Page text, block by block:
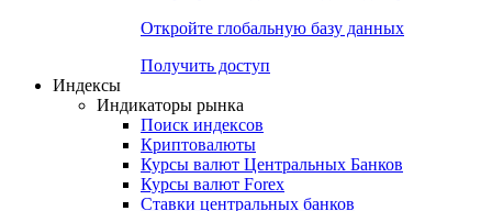
Календарь инвестора
Попробуйте7-дневный
Откройте глобальную базу данных
Получить доступ
Индикаторы рынка
Поиск индексов